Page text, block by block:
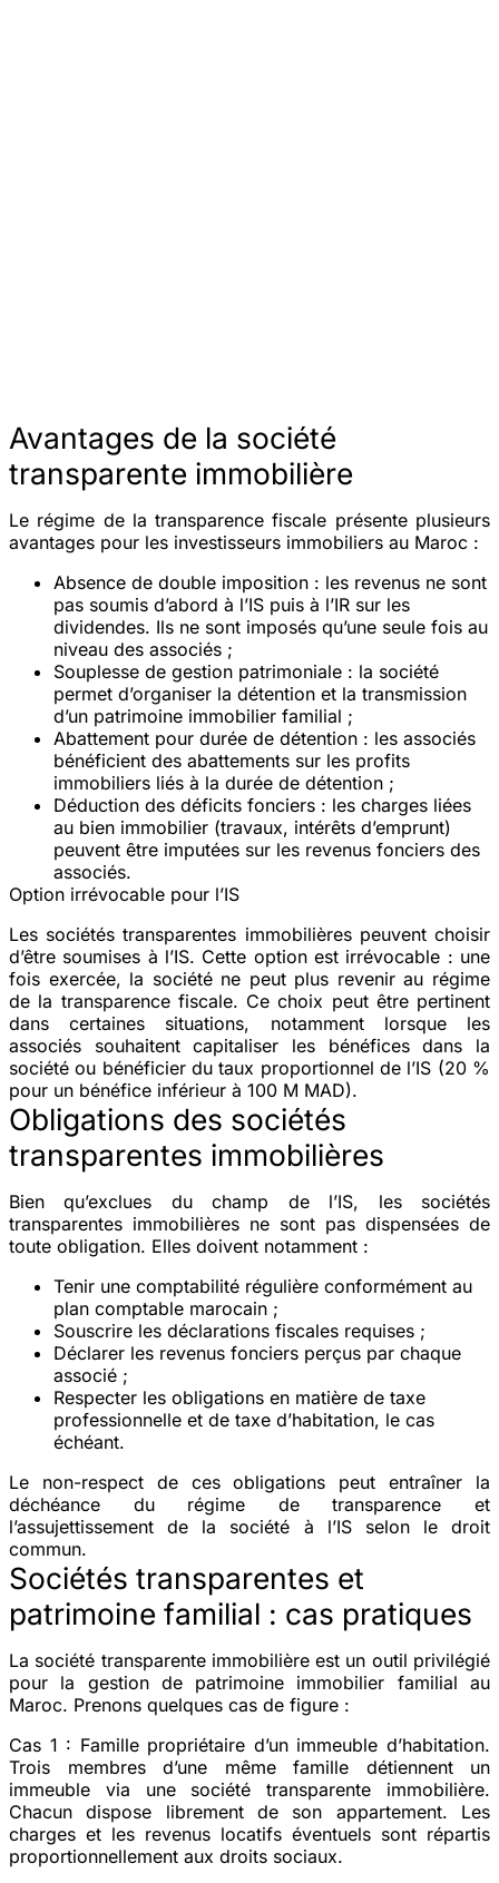
Avantages de la société
transparente immobilière
Le régime de la transparence fiscale présente plusieurs
avantages pour les investisseurs immobiliers au Maroc :
Absence de double imposition : les revenus ne sont
pas soumis d’abord à l’IS puis à l’IR sur les
dividendes. Ils ne sont imposés qu’une seule fois au
niveau des associés ;
Souplesse de gestion patrimoniale : la société
permet d’organiser la détention et la transmission
d’un patrimoine immobilier familial ;
Abattement pour durée de détention : les associés
bénéficient des abattements sur les profits
immobiliers liés à la durée de détention ;
Déduction des déficits fonciers : les charges liées
au bien immobilier (travaux, intérêts d’emprunt)
peuvent être imputées sur les revenus fonciers des
associés.
Option irrévocable pour l’IS
Les sociétés transparentes immobilières peuvent choisir
d’être soumises à l’IS. Cette option est irrévocable : une
fois exercée, la société ne peut plus revenir au régime
de la transparence fiscale. Ce choix peut être pertinent
dans certaines situations, notamment lorsque les
associés souhaitent capitaliser les bénéfices dans la
société ou bénéficier du taux proportionnel de l’IS (20 %
pour un bénéfice inférieur à 100 M MAD).
Obligations des sociétés
transparentes immobilières
Bien qu’exclues du champ de l’IS, les sociétés
transparentes immobilières ne sont pas dispensées de
toute obligation. Elles doivent notamment :
Tenir une comptabilité régulière conformément au
plan comptable marocain ;
Souscrire les déclarations fiscales requises ;
Déclarer les revenus fonciers perçus par chaque
associé ;
Respecter les obligations en matière de taxe
professionnelle et de taxe d’habitation, le cas
échéant.
Le non-respect de ces obligations peut entraîner la
déchéance du régime de transparence et
l’assujettissement de la société à l’IS selon le droit
commun.
Sociétés transparentes et
patrimoine familial : cas pratiques
La société transparente immobilière est un outil privilégié
pour la gestion de patrimoine immobilier familial au
Maroc. Prenons quelques cas de figure :
Cas 1 : Famille propriétaire d’un immeuble d’habitation.
Trois membres d’une même famille détiennent un
immeuble via une société transparente immobilière.
Chacun dispose librement de son appartement. Les
charges et les revenus locatifs éventuels sont répartis
proportionnellement aux droits sociaux.